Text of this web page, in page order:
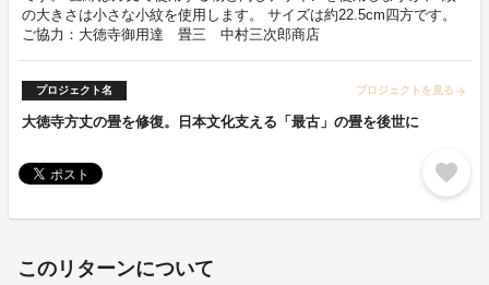
の大きさは小さな小紋を使用します。 サイズは約22.5cm四方です。
ご協力：大徳寺御用達 畳三 中村三次郎商店
プロジェクト名 プロジェクトを見る arrow_forward
大徳寺方丈の畳を修復。日本文化支える「最古」の畳を後世に
favorite
このリターンについて